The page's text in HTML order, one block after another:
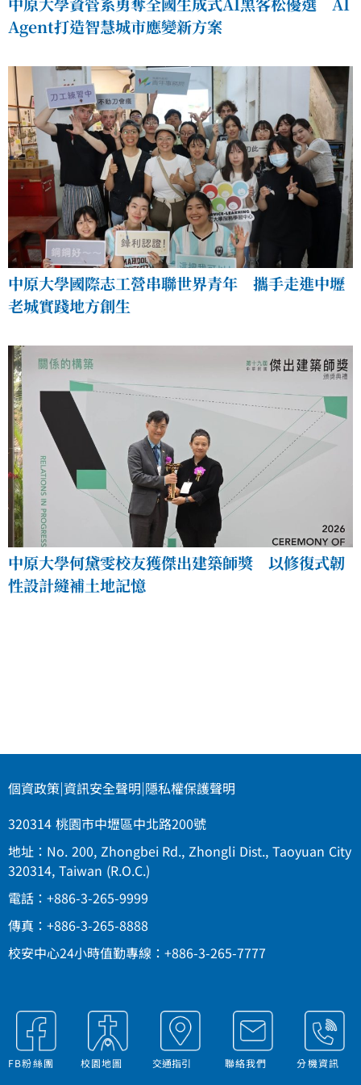
Agent打造智慧城市應變新方案
中原大學國際志工營串聯世界青年 攜手走進中壢
老城實踐地方創生
中原大學何黛雯校友獲傑出建築師獎 以修復式韌
性設計縫補土地記憶
個資政策|資訊安全聲明|隱私權保護聲明
320314 桃園市中壢區中北路200號
地址：No. 200, Zhongbei Rd., Zhongli Dist., Taoyuan City
320314, Taiwan (R.O.C.)
電話：+886-3-265-9999
傳真：+886-3-265-8888
校安中心24小時值勤專線：+886-3-265-7777
FB粉絲團 校園地圖 交通指引 聯絡我們 分機資訊